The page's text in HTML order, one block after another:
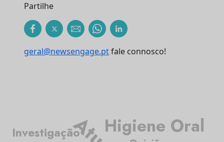
Partilhe
geral@newsengage.ptfale connosco!
Higiene Oral
Investigação